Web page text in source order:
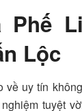
Phế
Lộc
về uy tín
tuyệt